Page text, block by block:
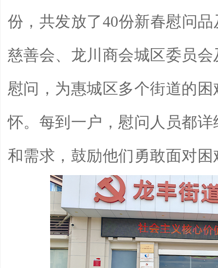
份，共发放了40份新春慰问
慈善会、龙川商会城区委员
慰问，为惠城区多个街道的
怀。每到一户，慰问人员都
和需求，鼓励他们勇敢面对